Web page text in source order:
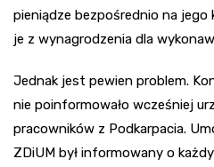
pieniądze bezpośrednio na
je z wynagrodzenia dla
Jednak jest pewien problem.
nie poinformowało wcześniej
pracowników z Podkarpacia.
ZDiUM był informowany o